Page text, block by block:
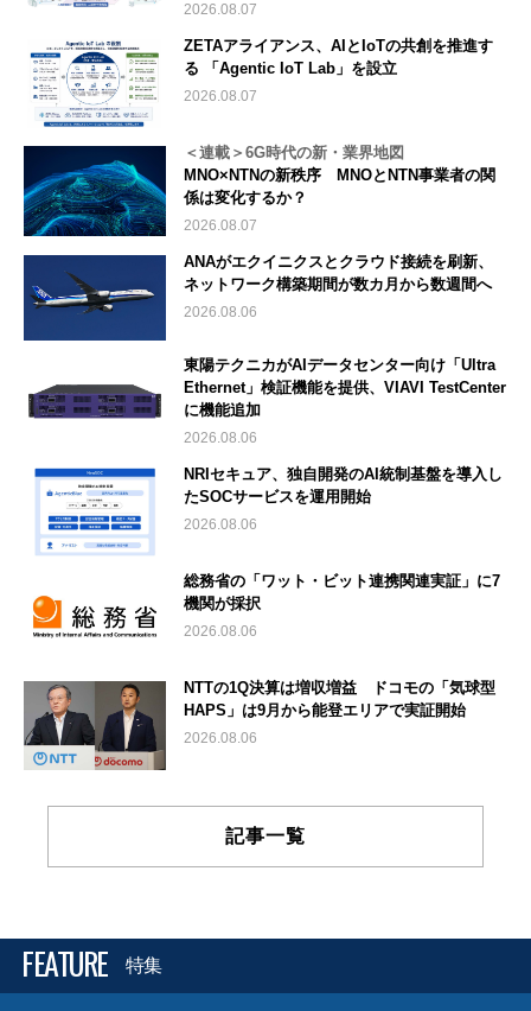
2026.08.07
ZETAアライアンス、AIとIoTの共創を推進す
る 「Agentic IoT Lab」を設立
2026.08.07
＜連載＞6G時代の新・業界地図
MNO×NTNの新秩序 MNOとNTN事業者の関
係は変化するか？
2026.08.07
ANAがエクイニクスとクラウド接続を刷新、
ネットワーク構築期間が数カ月から数週間へ
2026.08.06
東陽テクニカがAIデータセンター向け「Ultra
Ethernet」検証機能を提供、VIAVI TestCenter
に機能追加
2026.08.06
NRIセキュア、独自開発のAI統制基盤を導入し
たSOCサービスを運用開始
2026.08.06
総務省の「ワット・ビット連携関連実証」に7
機関が採択
2026.08.06
NTTの1Q決算は増収増益 ドコモの「気球型
HAPS」は9月から能登エリアで実証開始
2026.08.06
記事一覧
FEATURE 特集